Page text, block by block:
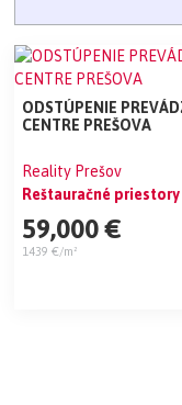
ODSTÚPENIE
CENTRE PREŠOVA
Reality Prešov
Reštauračné priestory
59,000 €
1439 €/m²